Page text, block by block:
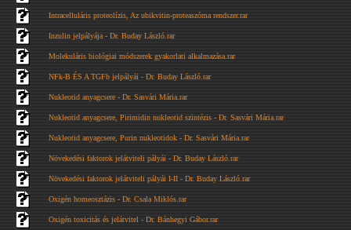
Intracelluláris proteolízis, Az ubikvitin-proteaszóma rendszer.rar
Inzulin jelpályája - Dr. Buday László.rar
Molekuláris biológiai módszerek gyakorlati alkalmazása.rar
NFk-B ÉS A TGFb jelpályái - Dr. Buday László.rar
Nukleotid anyagcsere - Dr. Sasvári Mária.rar
Nukleotid anyagcsere, Pirimidin nukleotid szintézis - Dr. Sasvári Mária.rar
Nukleotid anyagcsere, Purin nukleotidok - Dr. Sasvári Mária.rar
Növekedési faktorok jelátviteli pályái - Dr. Buday László.rar
Növekedési faktorok jelátviteli pályái I-II - Dr. Buday László.rar
Oxigén homeosztázis - Dr. Csala Miklós.rar
Oxigén toxicitás és jelátvitel - Dr. Bánhegyi Gábor.rar